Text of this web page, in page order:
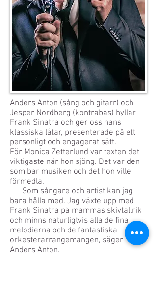
Anders Anton (sång och gitarr) och
Jesper Nordberg (kontrabas) hyllar
Frank Sinatra och ger oss hans
klassiska låtar, presenterade på ett
personligt och engagerat sätt.
För Monica Zetterlund var texten det
viktigaste när hon sjöng. Det var den
som bar musiken och det hon ville
förmedla.
– Som sångare och artist kan jag
bara hålla med. Jag växte upp med
Frank Sinatra på mammas skivtallrik
och minns naturligtvis alla de fina
melodierna och de fantastiska
orkesterarrangemangen, säger
Anders Anton.